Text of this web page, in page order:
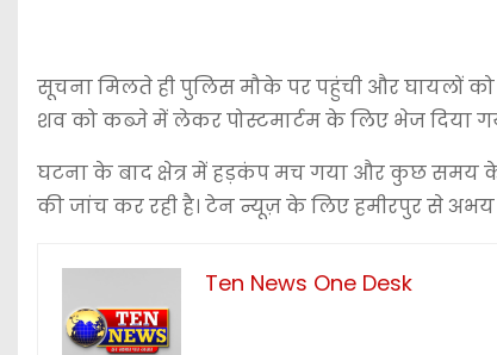
सूचना मिलते ही पुलिस मौके पर पहुंची और घायलों
शव को कब्जे में लेकर पोस्टमार्टम के लिए भेज दिया
घटना के बाद क्षेत्र में हड़कंप मच गया और कुछ समय के
की जांच कर रही है। टेन न्यूज़ के लिए हमीरपुर से अभय
Ten News One Desk